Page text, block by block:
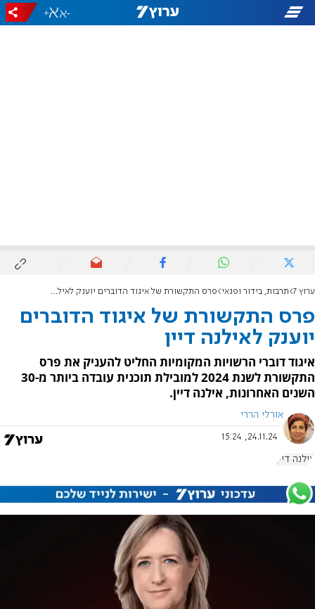
-
+
ערוץ 7 תרבות, בידור ופנאי פרס התקשורת של איגוד הדוברים יוענק לאילנה דיין
פרס התקשורת של איגוד הדוברים
יוענק לאילנה דיין
איגוד דוברי הרשויות המקומיות החליט להעניק את פרס
התקשורת לשנת 2024 למובילת תוכנית עובדה ביותר מ-30
השנים האחרונות, אילנה דיין.
אורלי הררי
24.11.24, 15:24
אילנה דיין